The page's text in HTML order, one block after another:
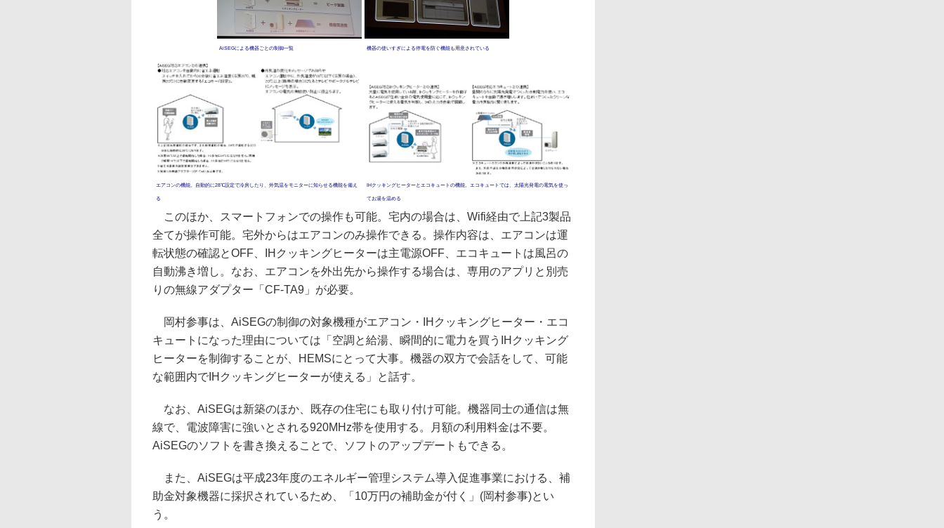
AiSEGによる機器ごとの制御一覧 機器の使いすぎによる停電を防ぐ機能も用意されている
エアコンの機能。自動的に28℃設定で冷房したり、外気温をモニターに知らせる機能を備え
る
IHクッキングヒーターとエコキュートの機能。エコキュートでは、太陽光発電の電気を使っ
てお湯を温める
このほか、スマートフォンでの操作も可能。宅内の場合は、Wifi経由で上記3製品
全てが操作可能。宅外からはエアコンのみ操作できる。操作内容は、エアコンは運
転状態の確認とOFF、IHクッキングヒーターは主電源OFF、エコキュートは風呂の
自動沸き増し。なお、エアコンを外出先から操作する場合は、専用のアプリと別売
りの無線アダプター「CF-TA9」が必要。
岡村参事は、AiSEGの制御の対象機種がエアコン・IHクッキングヒーター・エコ
キュートになった理由については「空調と給湯、瞬間的に電力を買うIHクッキング
ヒーターを制御することが、HEMSにとって大事。機器の双方で会話をして、可能
な範囲内でIHクッキングヒーターが使える」と話す。
なお、AiSEGは新築のほか、既存の住宅にも取り付け可能。機器同士の通信は無
線で、電波障害に強いとされる920MHz帯を使用する。月額の利用料金は不要。
AiSEGのソフトを書き換えることで、ソフトのアップデートもできる。
また、AiSEGは平成23年度のエネルギー管理システム導入促進事業における、補
助金対象機器に採択されているため、「10万円の補助金が付く」(岡村参事)とい
う。